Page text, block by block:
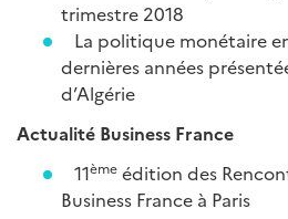
trimestre 2018
La politique monétaire
dernières années
d’Algérie
Actualité Business France
11ème édition des
Business France à Paris